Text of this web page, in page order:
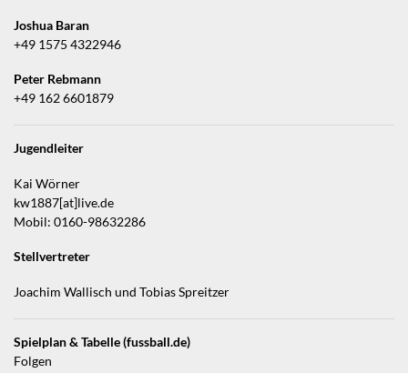
Joshua Baran
+49 1575 4322946
Peter Rebmann
+49 162 6601879
Jugendleiter
Kai Wörner
kw1887[at]live.de
Mobil: 0160-98632286
Stellvertreter
Joachim Wallisch und Tobias Spreitzer
Spielplan & Tabelle (fussball.de)
Folgen